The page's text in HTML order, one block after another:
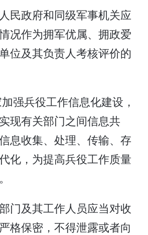
民政府和同级军事机关应
况作为拥军优属、拥政爱
位及其负责人考核评价的
强兵役工作信息化建设，
现有关部门之间信息共
息收集、处理、传输、存
化，为提高兵役工作质量
门及其工作人员应当对收
格保密，不得泄露或者向